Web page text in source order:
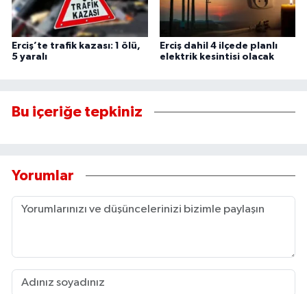
Erciş’te trafik kazası: 1 ölü,
5 yaralı
Erciş dahil 4 ilçede planlı
elektrik kesintisi olacak
Bu içeriğe tepkiniz
Yorumlar